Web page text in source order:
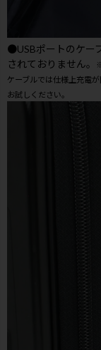
●USBポートのケー
されておりません。
ケーブルでは仕様上充電
お試しください。